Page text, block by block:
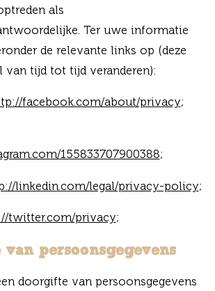
als
Ter uwe informatie
de relevante links op (deze
van tijd tot tijd veranderen):
facebook.com/about/privacy;
155833707900388;
linkedin.com/legal/privacy-policy;
twitter.com/privacy;
persoonsgegevens
doorgifte van persoonsgegevens